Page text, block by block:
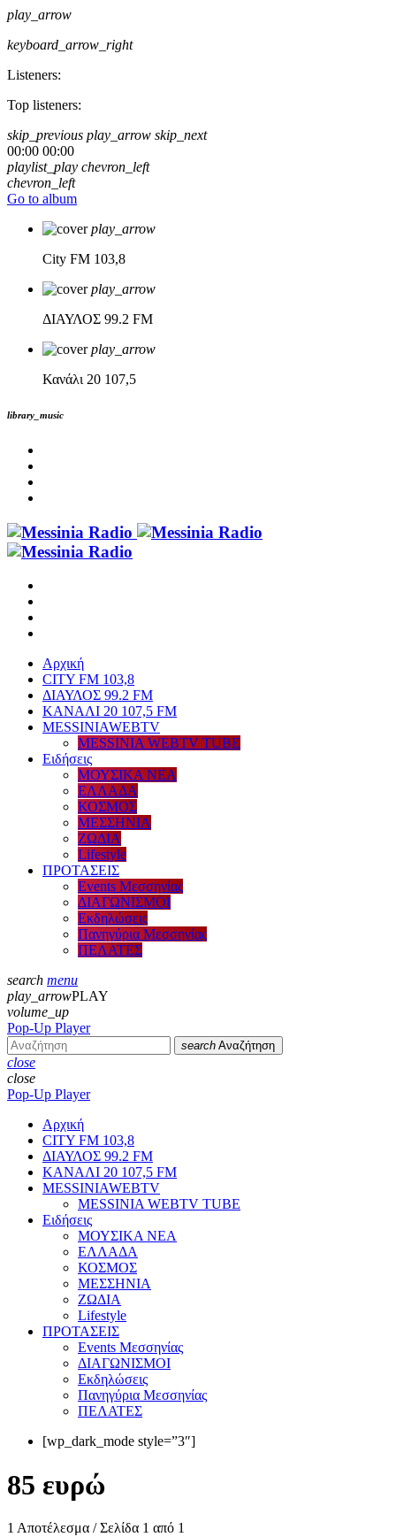
play_arrow
keyboard_arrow_right
Listeners:
Top listeners:
skip_previous play_arrow skip_next
00:00 00:00
playlist_play chevron_left
chevron_left
Go to album
play_arrow
City FM 103,8
play_arrow
ΔΙΑΥΛΟΣ 99.2 FM
play_arrow
Κανάλι 20 107,5
library_music
Αρχική
CITY FM 103,8
ΔΙΑΥΛΟΣ 99.2 FM
ΚΑΝΑΛΙ 20 107,5 FM
MESSINIAWEBTV
MESSINIA WEBTV TUBE
Eιδήσεις
ΜΟΥΣΙΚΑ ΝΕΑ
ΕΛΛΑΔΑ
ΚΟΣΜΟΣ
ΜΕΣΣΗΝΙΑ
ΖΩΔΙΑ
Lifestyle
ΠΡΟΤΑΣΕΙΣ
Events Μεσσηνίας
ΔΙΑΓΩΝΙΣΜΟΙ
Εκδηλώσεις
Πανηγύρια Μεσσηνίας
ΠΕΛΑΤΕΣ
search menu
play_arrowPLAY
volume_up
Pop-Up Player
search Αναζήτηση
close
close
Pop-Up Player
Αρχική
CITY FM 103,8
ΔΙΑΥΛΟΣ 99.2 FM
ΚΑΝΑΛΙ 20 107,5 FM
MESSINIAWEBTV
MESSINIA WEBTV TUBE
Eιδήσεις
ΜΟΥΣΙΚΑ ΝΕΑ
ΕΛΛΑΔΑ
ΚΟΣΜΟΣ
ΜΕΣΣΗΝΙΑ
ΖΩΔΙΑ
Lifestyle
ΠΡΟΤΑΣΕΙΣ
Events Μεσσηνίας
ΔΙΑΓΩΝΙΣΜΟΙ
Εκδηλώσεις
Πανηγύρια Μεσσηνίας
ΠΕΛΑΤΕΣ
[wp_dark_mode style=”3″]
85 ευρώ
1 Αποτέλεσμα / Σελίδα 1 από 1